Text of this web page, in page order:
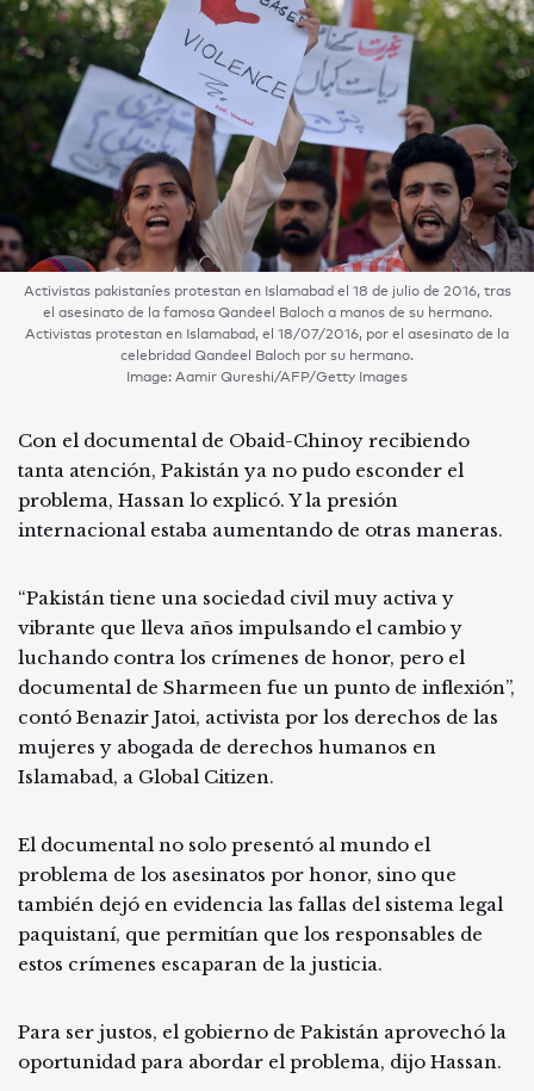
Activistas pakistaníes protestan en Islamabad el 18 de julio de 2016, tras
el asesinato de la famosa Qandeel Baloch a manos de su hermano.
Activistas protestan en Islamabad, el 18/07/2016, por el asesinato de la
celebridad Qandeel Baloch por su hermano.
Image: Aamir Qureshi/AFP/Getty Images
Con el documental de Obaid-Chinoy recibiendo
tanta atención, Pakistán ya no pudo esconder el
problema, Hassan lo explicó. Y la presión
internacional estaba aumentando de otras maneras.
“Pakistán tiene una sociedad civil muy activa y
vibrante que lleva años impulsando el cambio y
luchando contra los crímenes de honor, pero el
documental de Sharmeen fue un punto de inflexión”,
contó Benazir Jatoi, activista por los derechos de las
mujeres y abogada de derechos humanos en
Islamabad, a Global Citizen.
El documental no solo presentó al mundo el
problema de los asesinatos por honor, sino que
también dejó en evidencia las fallas del sistema legal
paquistaní, que permitían que los responsables de
estos crímenes escaparan de la justicia.
Para ser justos, el gobierno de Pakistán aprovechó la
oportunidad para abordar el problema, dijo Hassan.